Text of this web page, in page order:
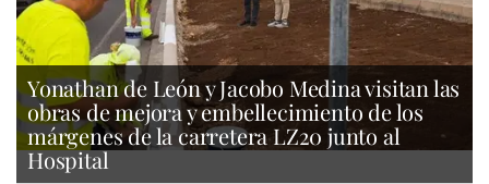
Yonathan de León y Jacobo Medina visitan las
obras de mejora y embellecimiento de los
márgenes de la carretera LZ20 junto al
Hospital